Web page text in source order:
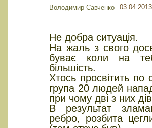
Володимир Савченко
Не добра ситуація.
На жаль з свого
буває коли на
більшість.
Хтось просвітить по
група 20 людей
при чому дві з них
В результат
ребро, розбита